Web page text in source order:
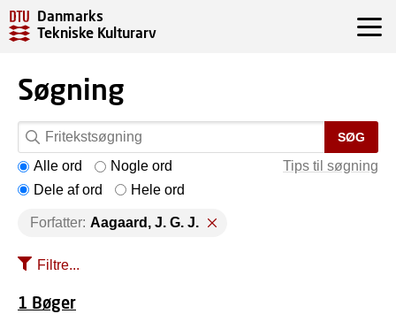
Danmarks
Tekniske Kulturarv
Søgning
SØG
Tips til søgning
Alle ord
Nogle ord
Dele af ord
Hele ord
Forfatter: Aagaard, J. G. J.
Filtre...
1 Bøger